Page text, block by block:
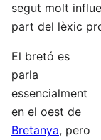
segut molt
part del lèxic
El bretó es
parla
essencialment
en el oest de
Bretanya, pero